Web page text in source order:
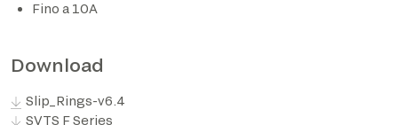
Fino a 10A
Download
Slip_Rings-v6.4
SVTS F Series
acconsento al trattamento dei dati personali sulla base
Acconsento al trattamento dei dati per le finalità